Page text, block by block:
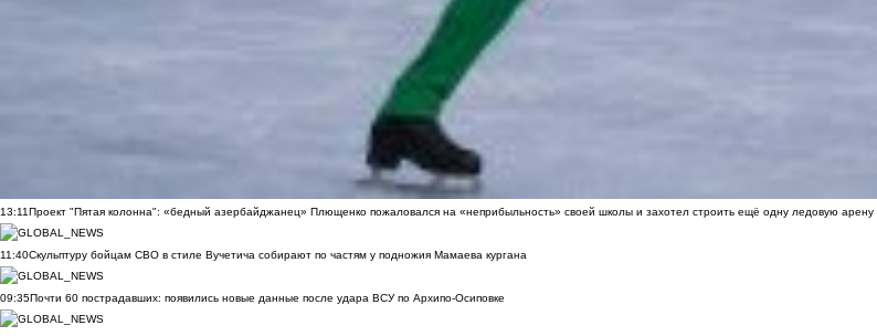
13:11Проект "Пятая колонна": «бедный азербайджанец» Плющенко пожаловался на «неприбыльность» своей школы и захотел строить ещё одну ледовую арену
11:40Скульптуру бойцам СВО в стиле Вучетича собирают по частям у подножия Мамаева кургана
09:35Почти 60 пострадавших: появились новые данные после удара ВСУ по Архипо-Осиповке